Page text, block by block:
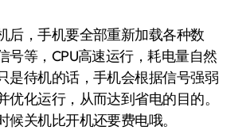
后，手机要全部重新加载各种数
号等，CPU高速运行，耗电量自然
是待机的话，手机会根据信号强弱
优化运行，从而达到省电的目的。
候关机比开机还要费电哦。